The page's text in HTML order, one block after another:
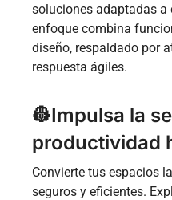
soluciones adaptadas a
enfoque combina
diseño, respaldado por
respuesta ágiles.
👷Impulsa la
productividad
Convierte tus espacios
seguros y eficientes.